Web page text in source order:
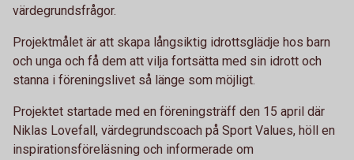
värdegrundsfrågor.
Projektmålet är att skapa långsiktig idrottsglädje hos barn
och unga och få dem att vilja fortsätta med sin idrott och
stanna i föreningslivet så länge som möjligt.
Projektet startade med en föreningsträff den 15 april där
Niklas Lovefall, värdegrundscoach på Sport Values, höll en
inspirationsföreläsning och informerade om